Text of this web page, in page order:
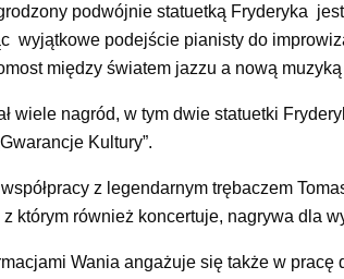
podwójnie statuetką Fryderyka
wyjątkowe podejście pianisty do
między światem jazzu a nową
wiele nagród, w tym dwie statuetki
Kultury”.
z legendarnym trębaczem
którym również koncertuje, nagrywa dla
Wania angażuje się także w